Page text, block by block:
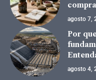
agosto 7,
Por
agosto 4,